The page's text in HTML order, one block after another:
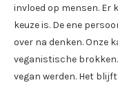
invloed op mensen. Er
keuze is. De ene
over na denken. Onze
veganistische
vegan werden. Het